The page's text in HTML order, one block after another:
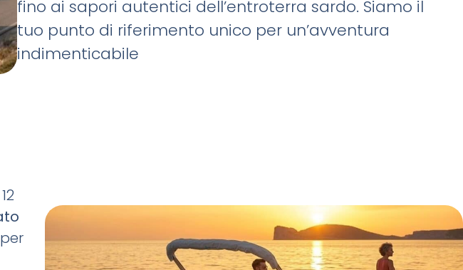
fino ai sapori autentici dell’entroterra sardo. Siamo il
tuo punto di riferimento unico per un’avventura
indimenticabile